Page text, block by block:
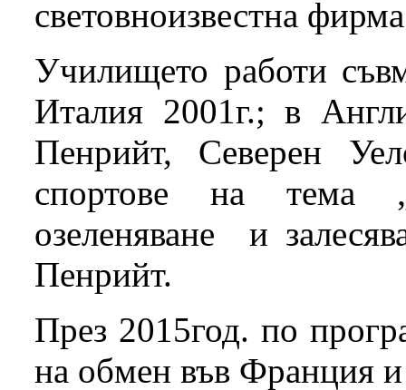
световноизвестна
Училището работи
Италия 2001г.; в
Пенрийт, Северен
спортове на тема
озеленяване и
Пенрийт.
През 2015год. по
на обмен във Франция